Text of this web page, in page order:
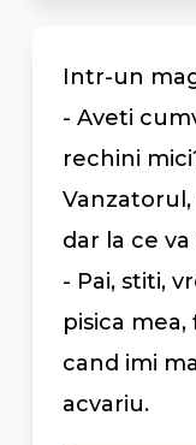
Intr-un
- Aveti
rechini
dar la ce
- Pai, stiti,
pisica mea,
cand imi
acvariu.